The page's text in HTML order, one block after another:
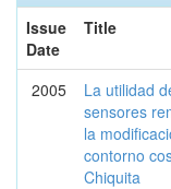
Issue
Date
Title
2005
La utilidad
sensores
la
contorno
Chiquita